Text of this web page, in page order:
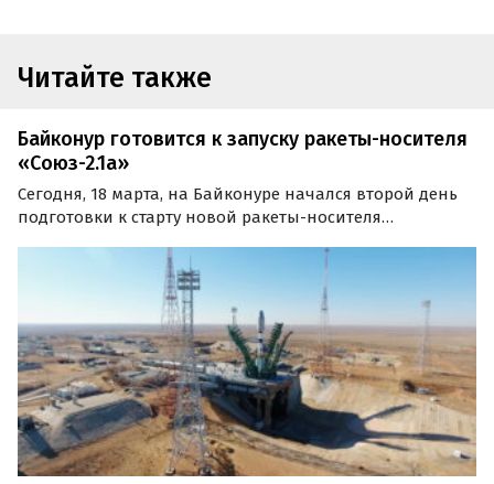
Читайте также
Байконур готовится к запуску ракеты-носителя
«Союз-2.1а»
Сегодня, 18 марта, на Байконуре начался второй день
подготовки к старту новой ракеты-носителя
руководители заводов-производителей космической
техники, а также представители руководства
«Роскосмоса», компании…